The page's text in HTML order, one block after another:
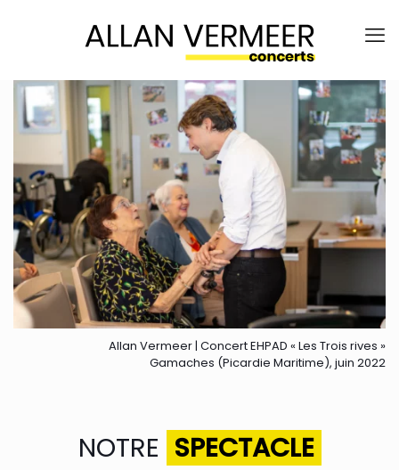
Allan Vermeer | Concert EHPAD « Les Trois rives »
Gamaches (Picardie Maritime), juin 2022
NOTRE SPECTACLE